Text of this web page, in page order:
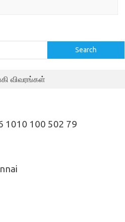
Search
விவரங்கள்
1010 100 502 79